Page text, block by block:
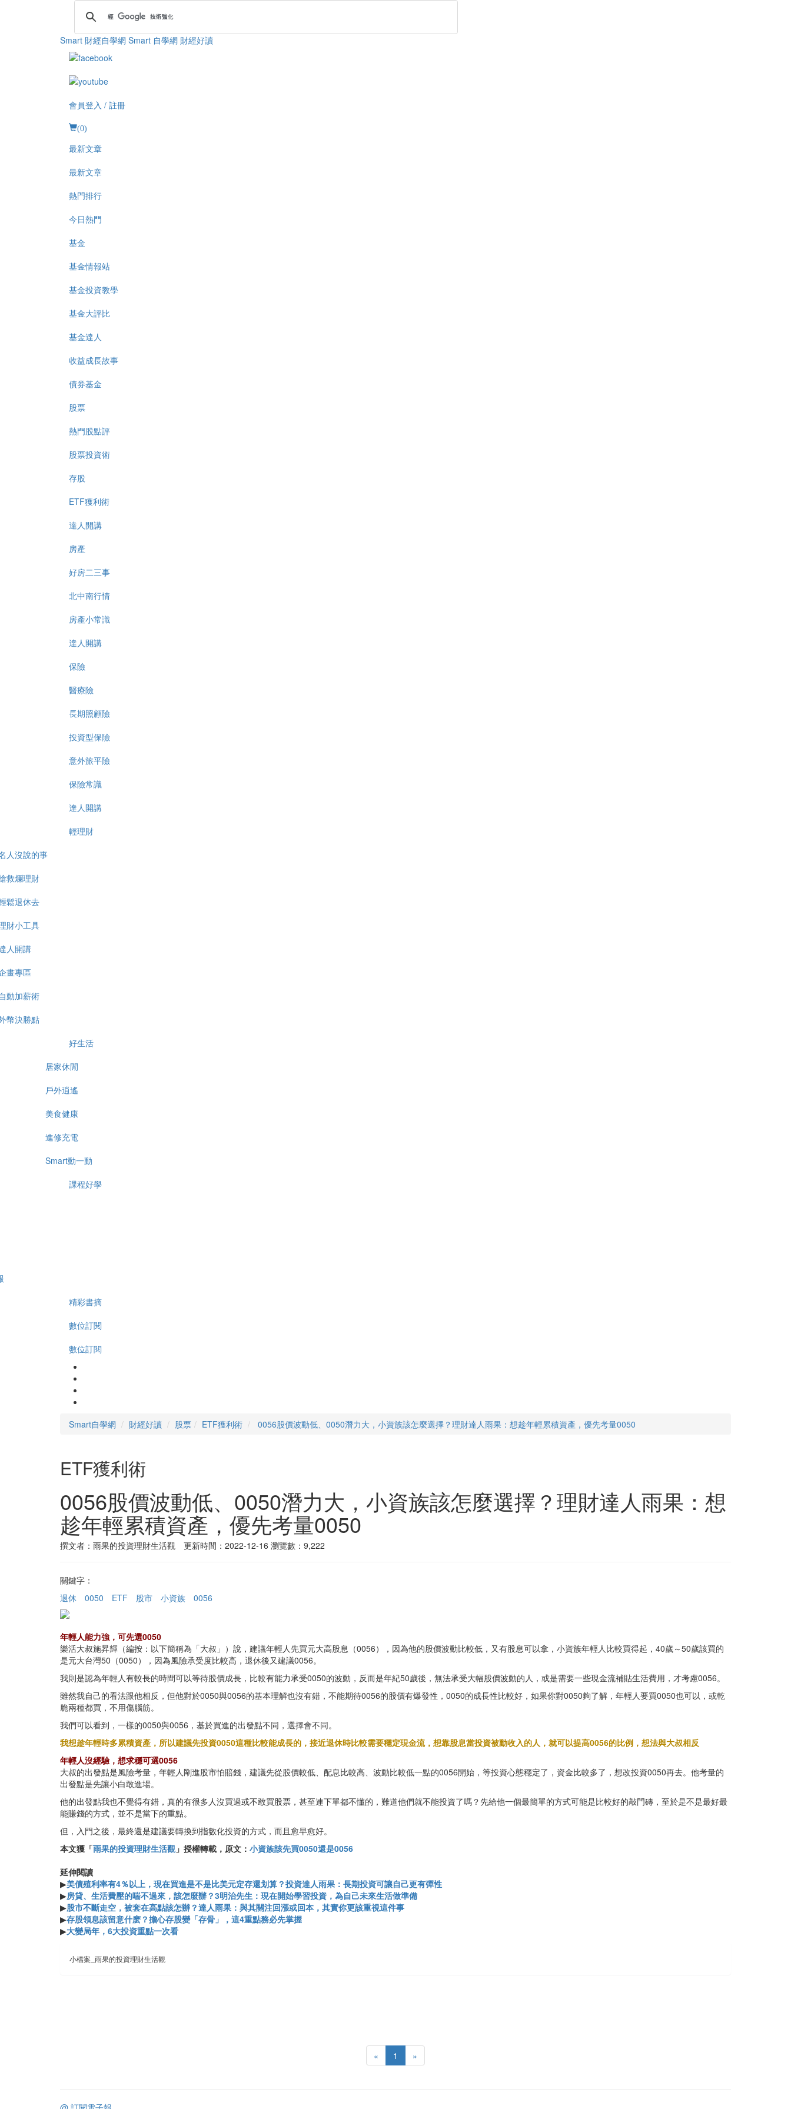
Smart 財經自學網 Smart 自學網 財經好讀
會員登入 / 註冊
(0)
最新文章
最新文章
熱門排行
今日熱門
基金
基金情報站
基金投資教學
基金大評比
基金達人
收益成長故事
債券基金
股票
熱門股點評
股票投資術
存股
ETF獲利術
達人開講
房產
好房二三事
北中南行情
房產小常識
達人開講
保險
醫療險
長期照顧險
投資型保險
意外旅平險
保險常識
達人開講
輕理財
人沒說的事
救爛理財
鬆退休去
財小工具
人開講
畫專區
動加薪術
幣決勝點
好生活
居家休閒
戶外逍遙
美食健康
進修充電
Smart動一動
課程好學
精彩書摘
數位訂閱
數位訂閱
Smart自學網 財經好讀 股票 ETF獲利術 0056股價波動低、0050潛力大，小資族該怎麼選擇？理財達人雨果：想趁年輕累積資產，優先考量0050
ETF獲利術
0056股價波動低、0050潛力大，小資族該怎麼選擇？理財達人雨果：想
趁年輕累積資產，優先考量0050
撰文者：雨果的投資理財生活觀 更新時間：2022-12-16 瀏覽數：9,222
關鍵字：
退休
0050 ETF 股市 小資族 0056
年輕人能力強，可先選0050
樂活大叔施昇輝（編按：以下簡稱為「大叔」）說，建議年輕人先買元大高股息（0056），因為他的股價波動比較低，又有股息可以拿，小資族年輕人比較買得起，40歲～50歲該買的
是元大台灣50（0050），因為風險承受度比較高，退休後又建議0056。
我則是認為年輕人有較長的時間可以等待股價成長，比較有能力承受0050的波動，反而是年紀50歲後，無法承受大幅股價波動的人，或是需要一些現金流補貼生活費用，才考慮0056。
雖然我自己的看法跟他相反，但他對於0050與0056的基本理解也沒有錯，不能期待0056的股價有爆發性，0050的成長性比較好，如果你對0050夠了解，年輕人要買0050也可以，或乾
脆兩種都買，不用傷腦筋。
我們可以看到，一樣的0050與0056，基於買進的出發點不同，選擇會不同。
我想趁年輕時多累積資產，所以建議先投資0050這種比較能成長的，接近退休時比較需要穩定現金流，想靠股息當投資被動收入的人，就可以提高0056的比例，想法與大叔相反
年輕人沒經驗，想求穩可選0056
大叔的出發點是風險考量，年輕人剛進股市怕賠錢，建議先從股價較低、配息比較高、波動比較低一點的0056開始，等投資心態穩定了，資金比較多了，想改投資0050再去。他考量的
出發點是先讓小白敢進場。
他的出發點我也不覺得有錯，真的有很多人沒買過或不敢買股票，甚至連下單都不懂的，難道他們就不能投資了嗎？先給他一個最簡單的方式可能是比較好的敲門磚，至於是不是最好最
能賺錢的方式，並不是當下的重點。
但，入門之後，最終還是建議要轉換到指數化投資的方式，而且愈早愈好。
本文獲「雨果的投資理財生活觀 」授權轉載，原文： 小資族該先買0050還是0056
延伸閱讀
▶美債殖利率有4％以上，現在買進是不是比美元定存還划算？投資達人雨果：長期投資可讓自己更有彈性
▶房貸、生活費壓的喘不過來，該怎麼辦？3明治先生：現在開始學習投資，為自己未來生活做準備
▶股市不斷走空，被套在高點該怎辦？達人雨果：與其關注回漲或回本，其實你更該重視這件事
▶存股領息該留意什麽？擔心存股變「存骨」，這4重點務必先掌握
▶大變局年，6大投資重點一次看
小檔案_雨果的投資理財生活觀
« 1 »